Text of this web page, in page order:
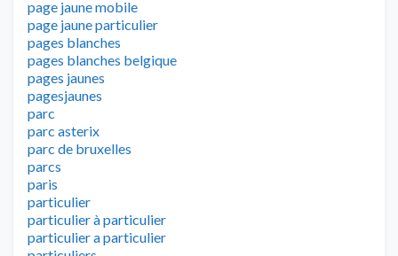
page jaune mobile
page jaune particulier
pages blanches
pages blanches belgique
pages jaunes
pagesjaunes
parc
parc asterix
parc de bruxelles
parcs
paris
particulier
particulier à particulier
particulier a particulier